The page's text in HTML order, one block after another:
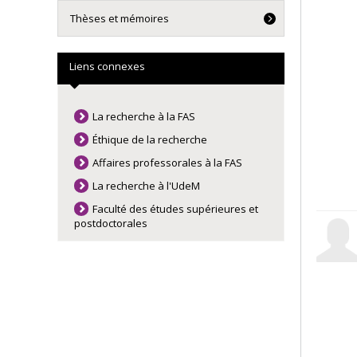
Thèses et mémoires
Liens connexes
La recherche à la FAS
Éthique de la recherche
Affaires professorales à la FAS
La recherche à l'UdeM
Faculté des études supérieures et
postdoctorales